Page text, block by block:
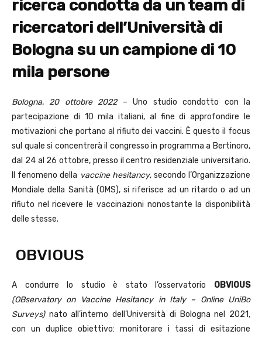
ricerca condotta da un team di
ricercatori dell’Università di
Bologna su un campione di 10
mila persone
Bologna, 20 ottobre 2022– Uno studio condotto con la
partecipazione di 10 mila italiani, al fine di approfondire le
motivazioni che portano al rifiuto dei vaccini. È questo il focus
sul quale si concentrerà il congresso in programma a Bertinoro,
dal 24 al 26 ottobre, presso il centro residenziale universitario.
Il fenomeno della vaccine hesitancy, secondo l’Organizzazione
Mondiale della Sanità (OMS), si riferisce ad un ritardo o ad un
rifiuto nel ricevere le vaccinazioni nonostante la disponibilità
delle stesse.
OBVIOUS
A condurre lo studio è stato l’osservatorio OBVIOUS
(OBservatory on Vaccine Hesitancy in Italy – Online UniBo
Surveys)nato all’interno dell’Università di Bologna nel 2021,
con un duplice obiettivo: monitorare i tassi di esitazione